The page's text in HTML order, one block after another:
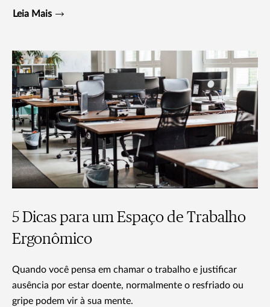
Leia Mais
5 Dicas para um Espaço de Trabalho
Ergonômico
Quando você pensa em chamar o trabalho e justificar
ausência por estar doente, normalmente o resfriado ou
gripe podem vir à sua mente.